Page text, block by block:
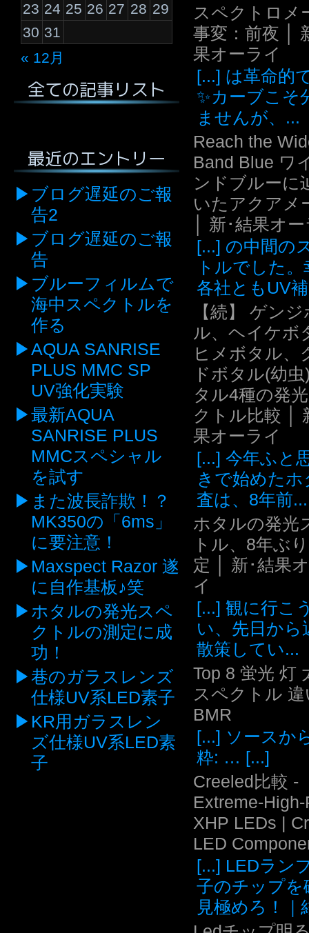
« 12月
23 24 25 26 27 28 29
30 31
全ての記事リスト
最近のエントリー
ブログ遅延のご報
告2
ブログ遅延のご報
告
ブルーフィルムで
海中スペクトルを
作る
AQUA SANRISE
PLUS MMC SP
UV強化実験
最新AQUA
SANRISE PLUS
MMCスペシャル
を試す
また波長詐欺！？
MK350の「6ms」
に要注意！
Maxspect Razor 遂
に自作基板♪笑
ホタルの発光スペ
クトルの測定に成
功！
巷のガラスレンズ
仕様UV系LED素子
KR用ガラスレン
ズ仕様UV系LED素
子
スペクトロメ
事変：前夜 │
果オーライ
[...] は革命的
✨カーブこそ
ませんが、...
Reach the
Band Blue ワ
ンドブルーに
いたアクアメ
│ 新･結果オ
[...] の中間の
トルでした
各社ともUV
【続】 ゲン
ル、ヘイケボ
ヒメボタル、
ドボタル(幼
タル4種の発
クトル比較 │
果オーライ
[...] 今年ふと
きで始めたホ
査は、8年前...
ホタルの発光
トル、8年ぶ
定 │ 新･結果
イ
[...] 観に行こ
い、先日から
散策してい...
Top 8 蛍光 灯
スペクトル 違
BMR
[...] ソースか
粋: … [...]
Creeled比較 -
Extreme-
XHP LEDs |
LED
[...] LEDラン
子のチップを
見極めろ！｜